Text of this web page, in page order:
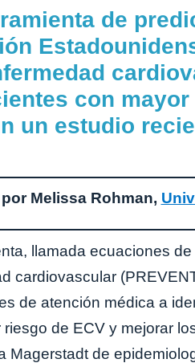
de
con
un estudio
por Melissa Rohman,
llamada ecuaciones
cardiovascular
de atención médica a
riesgo de ECV y mejorar
Magerstadt de